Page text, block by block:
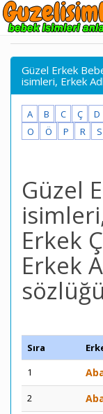
Güzel Erkek
isimleri, Erkek
A B C Ç D
O
Ö P R S
Güzel
Erkek
Erkek
sözlüğü
Sıra
1
2